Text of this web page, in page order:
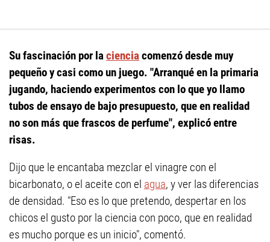
Su fascinación por lacienciacomenzó desde muy
pequeño y casi como un juego. "Arranqué en la primaria
jugando, haciendo experimentos con lo que yo llamo
tubos de ensayo de bajo presupuesto, que en realidad
no son más que frascos de perfume", explicó entre
risas.
Dijo que le encantaba mezclar el vinagre con el
bicarbonato, o el aceite con el agua, y ver las diferencias
de densidad. "Eso es lo que pretendo, despertar en los
chicos el gusto por la ciencia con poco, que en realidad
es mucho porque es un inicio", comentó.